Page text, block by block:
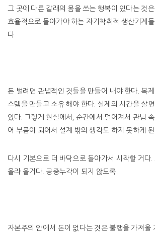
그 곳에 다른 갈래의 몸을 쓰는 행복이 있다는 것
효율적으로 돌아가야 하는 자기착취적 생산기계
다.
돈 벌려면 관념적인 것들을 만들어 내야 한다. 복
스템을 만들고 소유 해야 한다. 실제의 시간을 살
있다. 그렇게 현실에서, 순간에서 멀어져서 관념
어 부품이 되어서 설계 밖의 생각도 하지 못하게 된
다시 기본으로 더 바닥으로 돌아가서 시작할 거다.
올라 올거다. 공중누각이 되지 않도록.
자본주의 안에서 돈이 없다는 것은 불행을 가져올